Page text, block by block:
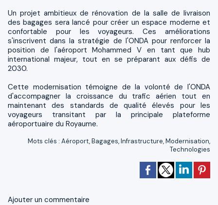
Un projet ambitieux de rénovation de la salle de livraison
des bagages sera lancé pour créer un espace moderne et
confortable pour les voyageurs. Ces améliorations
s'inscrivent dans la stratégie de l'ONDA pour renforcer la
position de l'aéroport Mohammed V en tant que hub
international majeur, tout en se préparant aux défis de
2030.
Cette modernisation témoigne de la volonté de l'ONDA
d'accompagner la croissance du trafic aérien tout en
maintenant des standards de qualité élevés pour les
voyageurs transitant par la principale plateforme
aéroportuaire du Royaume.
Mots clés : Aéroport,Bagages,Infrastructure,Modernisation,
Technologies
Ajouter un commentaire